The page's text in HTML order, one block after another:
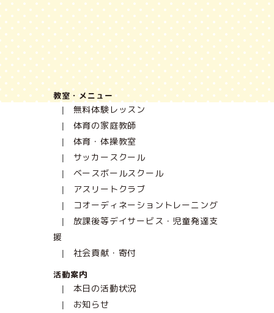
教室・メニュー
無料体験レッスン
体育の家庭教師
体育・体操教室
サッカースクール
ベースボールスクール
アスリートクラブ
コオーディネーショントレーニング
放課後等デイサービス・児童発達支
援
社会貢献・寄付
活動案内
本日の活動状況
お知らせ